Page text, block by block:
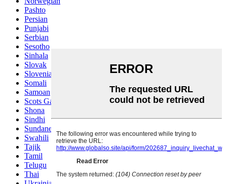
Pashto
Persian
Punjabi
Serbian
Sesotho
Sinhala
Slovak
Slovenian
Somali
Samoan
Scots Gaelic
Shona
Sindhi
Sundanese
Swahili
Tajik
Tamil
Telugu
Thai